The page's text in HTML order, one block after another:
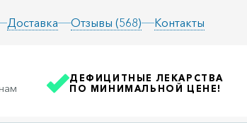
Доставка Отзывы (568) Контакты
ДЕФИЦИТНЫЕ ЛЕКАРСТВА
ПО МИНИМАЛЬНОЙ ЦЕНЕ!